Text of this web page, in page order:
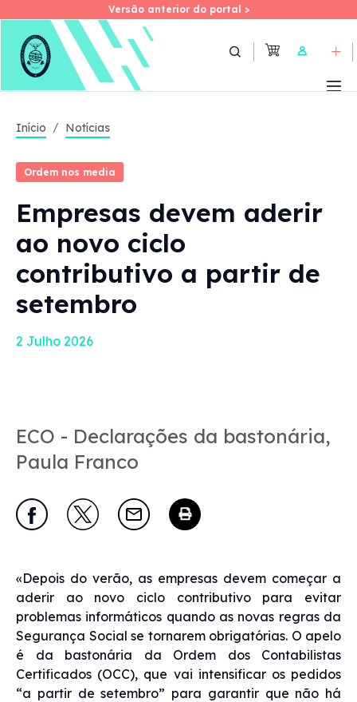
Skip
Versão anterior do portal >
Versão anterior do portal >
User
Início Notícias
Ordem nos media
Empresas devem aderir
ao novo ciclo
contributivo a partir de
setembro
2 Julho 2026
ECO - Declarações da bastonária,
Paula Franco
«Depois do verão, as empresas devem começar a
aderir ao novo ciclo contributivo para evitar
problemas informáticos quando as novas regras da
Segurança Social se tornarem obrigatórias. O apelo
é da bastonária da Ordem dos Contabilistas
Certificados (OCC), que vai intensificar os pedidos
“a partir de setembro” para garantir que não há